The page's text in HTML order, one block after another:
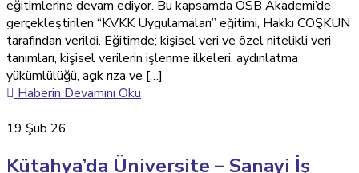
eğitimlerine devam ediyor. Bu kapsamda OSB Akademi’de
gerçekleştirilen “KVKK Uygulamaları” eğitimi, Hakkı COŞKUN
tarafından verildi. Eğitimde; kişisel veri ve özel nitelikli veri
tanımları, kişisel verilerin işlenme ilkeleri, aydınlatma
yükümlülüğü, açık rıza ve […]
Haberin Devamını Oku
19 Şub 26
Kütahya’da Üniversite – Sanayi İş